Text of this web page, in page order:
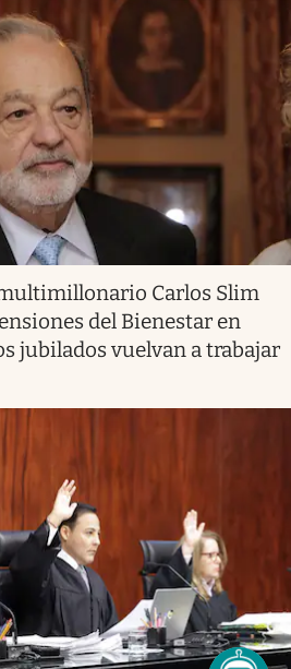
Carlos Slim
del Bienestar en
jubilados vuelvan a trabajar